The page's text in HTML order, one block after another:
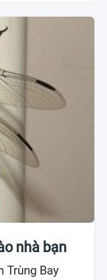
nhà bạn
Trùng Bay